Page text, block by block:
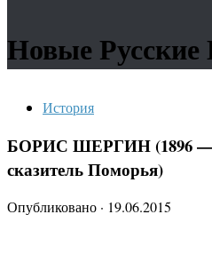
Новые Русские
История
БОРИС ШЕРГИН (1896 —
сказитель Поморья)
Опубликовано · 19.06.2015